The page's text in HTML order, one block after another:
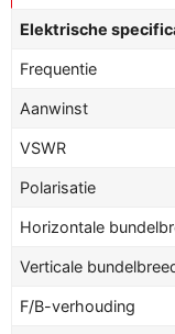
Elektrische
Frequentie
Aanwinst
VSWR
Polarisatie
Horizontale
Verticale
F/B-verhouding